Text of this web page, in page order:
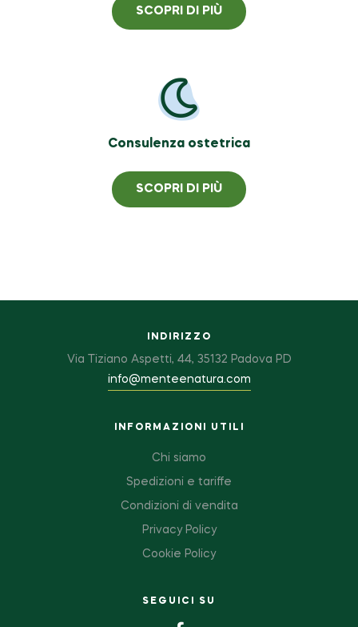
SCOPRI DI PIÙ
Consulenza ostetrica
SCOPRI DI PIÙ
INDIRIZZO
Via Tiziano Aspetti, 44, 35132 Padova PD
info@menteenatura.com
INFORMAZIONI UTILI
Chi siamo
Spedizioni e tariffe
Condizioni di vendita
Privacy Policy
Cookie Policy
SEGUICI SU